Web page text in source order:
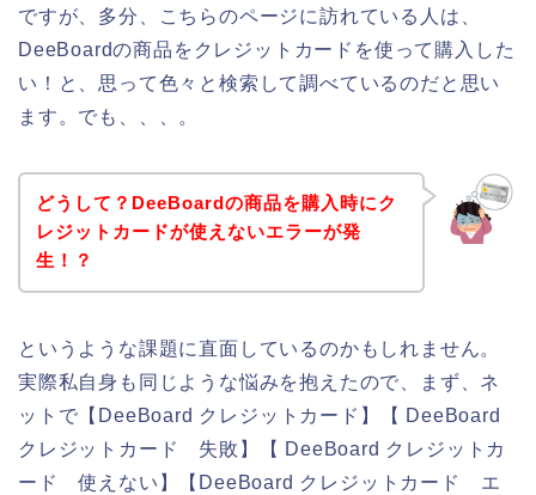
ですが、多分、こちらのページに訪れている人は、
DeeBoardの商品をクレジットカードを使って購入した
い！と、思って色々と検索して調べているのだと思い
ます。でも、、、。
どうして？DeeBoardの商品を購入時にク
レジットカードが使えないエラーが発
生！？
というような課題に直面しているのかもしれません。
実際私自身も同じような悩みを抱えたので、まず、ネ
ットで【DeeBoard クレジットカード】【 DeeBoard
クレジットカード 失敗】【 DeeBoard クレジットカ
ード 使えない】【DeeBoard クレジットカード エ